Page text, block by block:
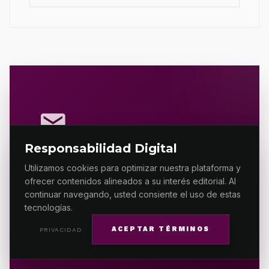
Responsabilidad Digital
Utilizamos cookies para optimizar nuestra plataforma y
ofrecer contenidos alineados a su interés editorial. Al
continuar navegando, usted consiente el uso de estas
tecnologías.
PRIVACIDAD ACEPTAR TÉRMINOS
mail
Recibe el análisis
crítico de ES
PRIMERA MX.